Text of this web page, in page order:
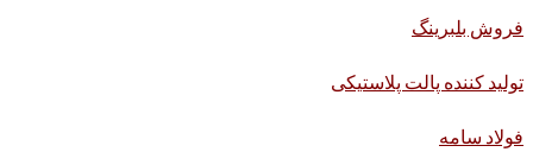
فروش بلبرینگ
تولید کننده پالت پلاستیکی
فولاد سامه